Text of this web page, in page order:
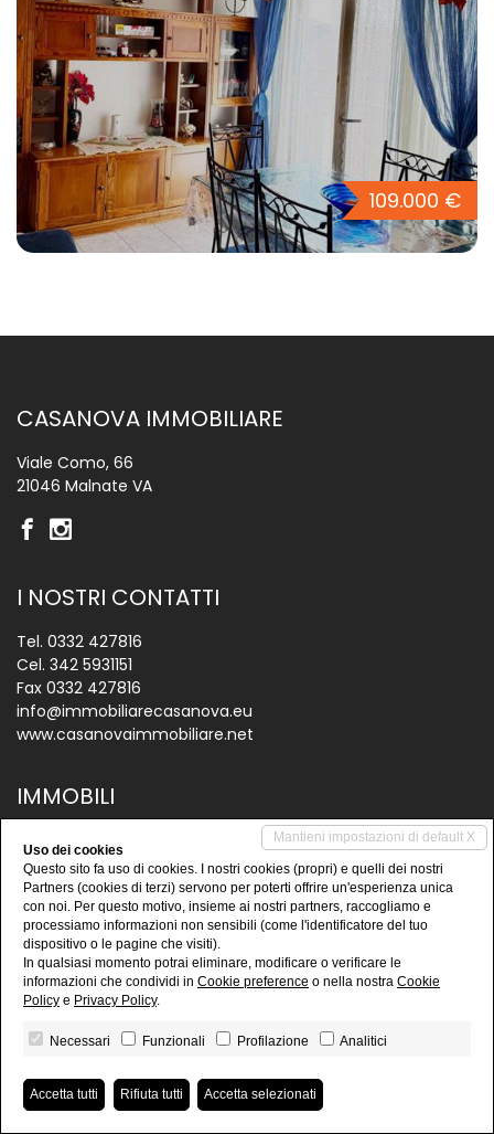
109.000 €
CASANOVA IMMOBILIARE
Viale Como, 66
21046 Malnate VA
I NOSTRI CONTATTI
Tel. 0332 427816
Cel. 342 5931151
Fax 0332 427816
info@immobiliarecasanova.eu
www.casanovaimmobiliare.net
IMMOBILI
Vendite
Affitti
Immobili commerciali
Capannoni
Casanova Immobiliare • P.IVA 02953250137
Privacy Policy•Revoca consensi• Powered by
Mantieni impostazioni di default X
Uso dei cookies
Questo sito fa uso di cookies. I nostri cookies (propri) e quelli dei nostri
Partners (cookies di terzi) servono per poterti offrire un'esperienza unica
con noi. Per questo motivo, insieme ai nostri partners, raccogliamo e
processiamo informazioni non sensibili (come l'identificatore del tuo
dispositivo o le pagine che visiti).
In qualsiasi momento potrai eliminare, modificare o verificare le
informazioni che condividi in Cookie preference o nella nostra Cookie
Policy e Privacy Policy.
Necessari Funzionali Profilazione Analitici
Accetta tutti Rifiuta tutti Accetta selezionati